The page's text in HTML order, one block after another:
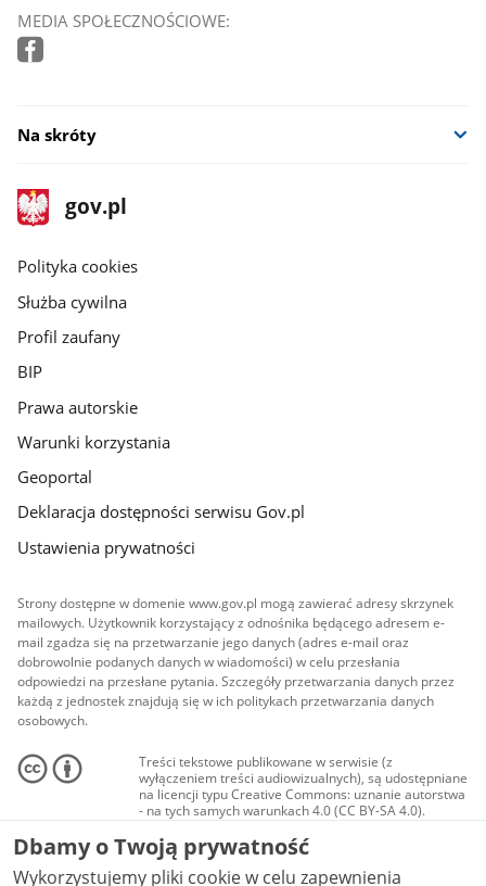
MEDIA SPOŁECZNOŚCIOWE:
Na skróty
stopka
gov.pl
Strona
gov.pl
gov.pl
Polityka cookies
Służba cywilna
Profil zaufany
BIP
Prawa autorskie
Warunki korzystania
Geoportal
Deklaracja dostępności serwisu Gov.pl
Ustawienia prywatności
Strony dostępne w domenie www.gov.pl mogą zawierać adresy skrzynek
mailowych. Użytkownik korzystający z odnośnika będącego adresem e-
mail zgadza się na przetwarzanie jego danych (adres e-mail oraz
dobrowolnie podanych danych w wiadomości) w celu przesłania
odpowiedzi na przesłane pytania. Szczegóły przetwarzania danych przez
każdą z jednostek znajdują się w ich politykach przetwarzania danych
osobowych.
Treści tekstowe publikowane w serwisie (z
wyłączeniem treści audiowizualnych), są udostępniane
na licencji typu Creative Commons: uznanie autorstwa
- na tych samych warunkach 4.0 (CC BY-SA 4.0).
Materiały audiowizualne, w tym zdjęcia, materiały
audio i wideo, są udostępniane na licencji typu
Creative Commons: uznanie autorstwa użycie
niekomercyjne - bez utworów zależnych 4.0 (CC BY-
Dbamy o Twoją prywatność
Wykorzystujemy pliki cookie w celu zapewnienia